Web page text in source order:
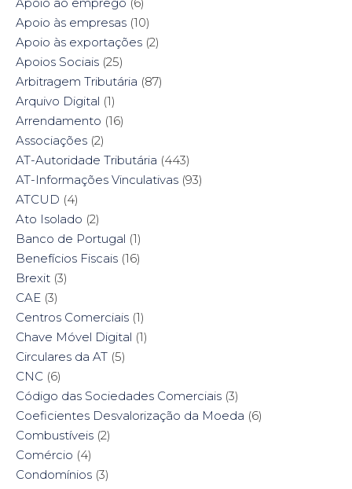
n
d
o
w
)
d
o
w
)
n
d
o
w
Apoio às empresas (10)
Apoio às exportações (2)
Apoios Sociais (25)
Arbitragem Tributária (87)
Arquivo Digital (1)
Arrendamento (16)
Associações (2)
AT-Autoridade Tributária (443)
AT-Informações Vinculativas (93)
ATCUD (4)
Ato Isolado (2)
Banco de Portugal (1)
Benefícios Fiscais (16)
Brexit (3)
CAE (3)
Centros Comerciais (1)
Chave Móvel Digital (1)
Circulares da AT (5)
CNC (6)
Código das Sociedades Comerciais (3)
Coeficientes Desvalorização da Moeda (6)
Combustíveis (2)
Comércio (4)
Condomínios (3)